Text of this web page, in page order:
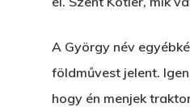
A György név
földművest jelent.
hogy én menjek